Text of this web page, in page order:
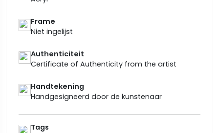
Frame
Niet ingelijst
Authenticiteit
Certificate of Authenticity from the artist
Handtekening
Handgesigneerd door de kunstenaar
Tags